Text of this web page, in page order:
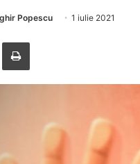
Popescu 1 iulie 2021
prin e-mail Imprimare